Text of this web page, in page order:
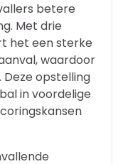
betere
Met drie
het een sterke
waardoor
Deze opstelling
in voordelige